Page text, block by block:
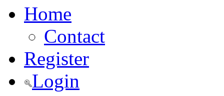
Home
Contact
Register
Login